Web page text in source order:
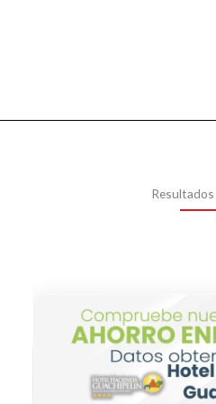
Resultados